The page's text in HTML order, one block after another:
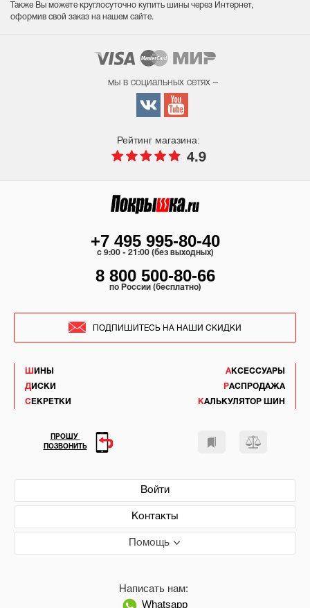
Также Вы можете круглосуточно купить шины через Интернет,
оформив свой заказ на нашем сайте.
мы в социальных сетях –
Рейтинг магазина:
4.9
ШИНЫ
ДИСКИ
СЕКРЕТКИ
АКСЕССУАРЫ
РАСПРОДАЖА
КАЛЬКУЛЯТОР ШИН
Войти
Контакты
Помощь
Написать нам:
Whatsapp
+7 495 995-80-40
c 9:00 - 21:00 (без выходных)
8 800 500-80-66
по России (бесплатно)
ПОДПИШИТЕСЬ НА НАШИ СКИДКИ
ПРОШУ
ПОЗВОНИТЬ